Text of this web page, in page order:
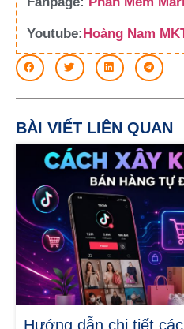
Youtube:Hoàng Nam
BÀI VIẾT LIÊN QUAN
Hướng dẫn chi tiết